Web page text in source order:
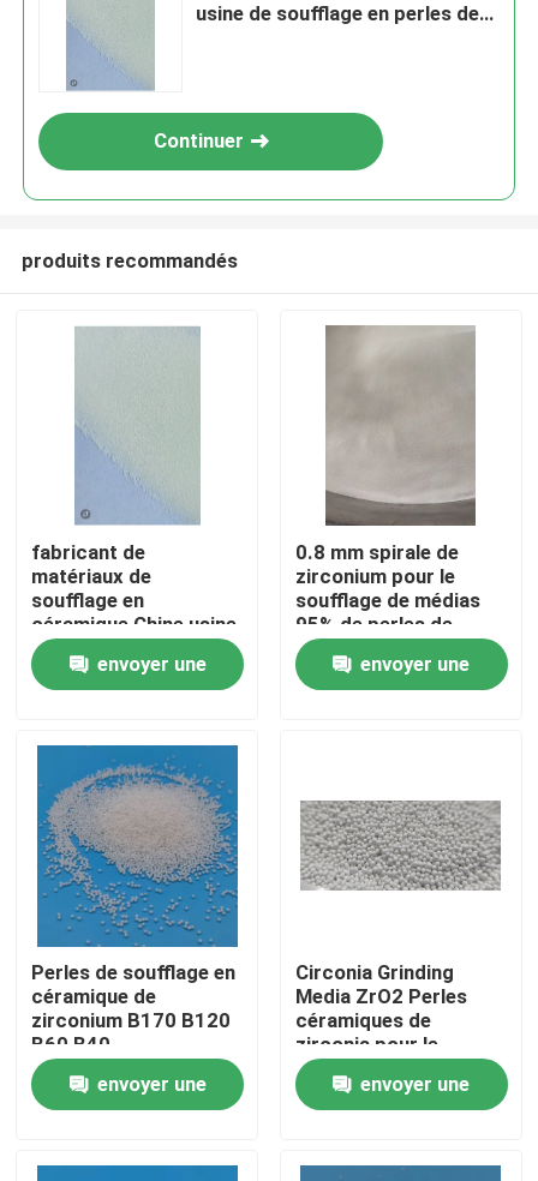
Produits
A propos de nous
Contrôle de la qualité
Contact
Demande de soumission
Médias de soufflage en céramique
Soufflage en céramique de perle
Abrasif de soufflage en céramique
usine de soufflage en perles de
Continuer
produits recommandés
fabricant de
matériaux de
soufflage en
céramique Chine usine
de soufflage en perles
de céramique
envoyer une
0.8 mm spirale de
zirconium pour le
soufflage de médias
95% de perles de
zirconium 3,0 mm de
meulageenvoyer une
Perles de soufflage en
céramique de
zirconium B170 B120
B60 B40
envoyer une
Circonia Grinding
Media ZrO2 Perles
céramiques de
zirconia pour le
sablage fournisseur
envoyer une